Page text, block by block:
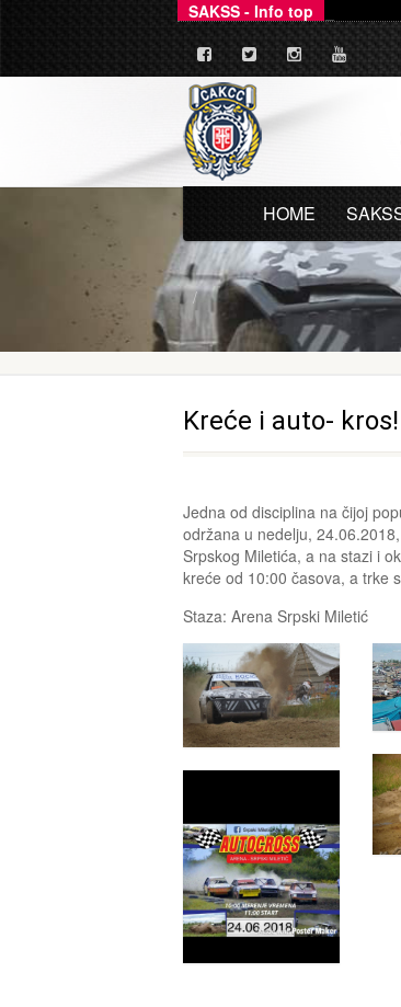
SAKSS - Info top
HOME
Kreće i auto- kros!
Jedna od disciplina na čijoj
održana u nedelju,
Srpskog Miletića, a na stazi i
kreće od 10:00 časova, a trke
Staza: Arena Srpski Miletić